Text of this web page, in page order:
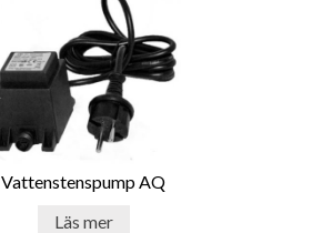
Vattenstenspump AQ
Läs mer